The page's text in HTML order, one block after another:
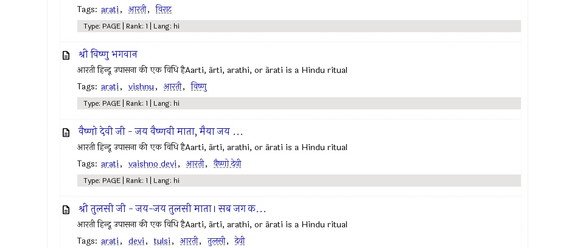
Tags: arati, आरती, विराट
Type: PAGE | Rank: 1 | Lang: hi
श्री विष्णु भगवान
आरती हिन्दू उपासना की एक विधि हैAarti, ãrti, arathi, or ãrati is a Hindu ritual
Tags: arati, vishnu, आरती, विष्णु
Type: PAGE | Rank: 1 | Lang: hi
वैष्णो देवी जी - जय वैष्णवी माता, मैया जय ...
आरती हिन्दू उपासना की एक विधि हैAarti, ãrti, arathi, or ãrati is a Hindu ritual
Tags: arati, vaishno devi, आरती, वैष्णो देवी
Type: PAGE | Rank: 1 | Lang: hi
श्री तुलसी जी - जय-जय तुलसी माता। सब जग क...
आरती हिन्दू उपासना की एक विधि हैAarti, ãrti, arathi, or ãrati is a Hindu ritual
Tags: arati, devi, tulsi, आरती, तुलसी, देवी